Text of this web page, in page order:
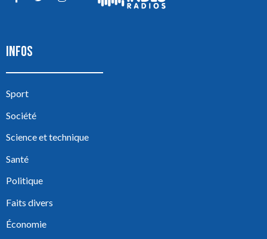
INFOS
Sport
Société
Science et technique
Santé
Politique
Faits divers
Économie